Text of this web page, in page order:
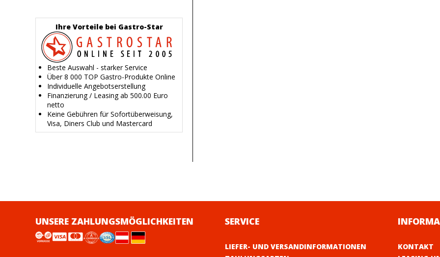
Ihre Vorteile bei Gastro-Star
Beste Auswahl - starker Service
Über 8 000 TOP Gastro-Produkte Online
Individuelle Angebotserstellung
Finanzierung / Leasing ab 500.00 Euro
netto
Keine Gebühren für Sofortüberweisung,
Visa, Diners Club und Mastercard
UNSERE ZAHLUNGSMÖGLICHKEITEN SERVICE
LIEFER- UND VERSANDINFORMATIONEN
KONTAKT